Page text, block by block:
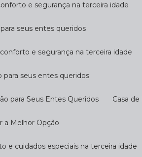
e segurança na terceira idade
seus entes queridos
e segurança na terceira idade
para seus entes queridos
para Seus Entes Queridos Casa
a Melhor Opção
e cuidados especiais na terceira idade